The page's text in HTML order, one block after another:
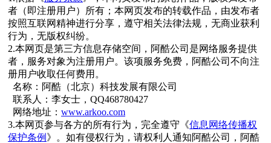
者（即注册用户）所有；本网页发布的转载作品，由发布者
按照互联网精神进行分享，遵守相关法律法规，无商业获利
行为，无版权纠纷。
2.本网页是第三方信息存储空间，阿酷公司是网络服务提供
者，服务对象为注册用户。该项服务免费，阿酷公司不向注
册用户收取任何费用。
名称：阿酷（北京）科技发展有限公司
联系人：李女士，QQ468780427
网络地址： www.arkoo.com
3.本网页参与各方的所有行为，完全遵守《信息网络传播权
保护条例 》。如有侵权行为，请权利人通知阿酷公司，阿酷